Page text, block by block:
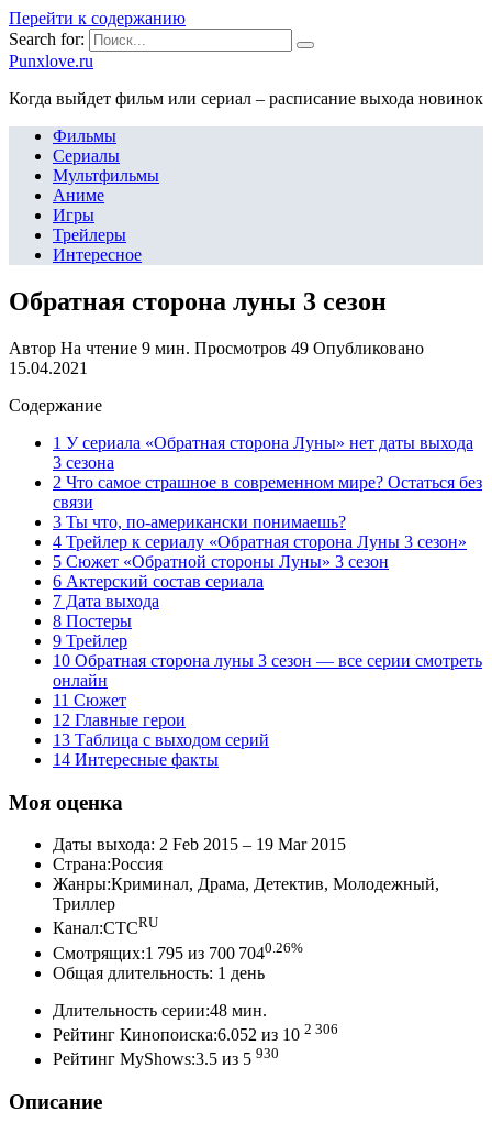
Перейти к содержанию
Search for:
Punxlove.ru
Когда выйдет фильм или сериал – расписание выхода новинок
Фильмы
Сериалы
Мультфильмы
Аниме
Игры
Трейлеры
Интересное
Обратная сторона луны 3 сезон
Автор На чтение 9 мин. Просмотров 49 Опубликовано
15.04.2021
Содержание
1 У сериала «Обратная сторона Луны» нет даты выхода
3 сезона
2 Что самое страшное в современном мире? Остаться без
связи
3 Ты что, по-американски понимаешь?
4 Трейлер к сериалу «Обратная сторона Луны 3 сезон»
5 Сюжет «Обратной стороны Луны» 3 сезон
6 Актерский состав сериала
7 Дата выхода
8 Постеры
9 Трейлер
10 Обратная сторона луны 3 сезон — все серии смотреть
онлайн
11 Сюжет
12 Главные герои
13 Таблица с выходом серий
14 Интересные факты
Моя оценка
Даты выхода: 2 Feb 2015 – 19 Mar 2015
Страна:Россия
Жанры:Криминал, Драма, Детектив, Молодежный,
Триллер
Канал:CTCRU
Смотрящих:1 795 из 700 7040.26%
Общая длительность: 1 день
Длительность серии:48 мин.
Рейтинг Кинопоиска:6.052 из 10 2 306
Рейтинг MyShows:3.5 из 5 930
Описание